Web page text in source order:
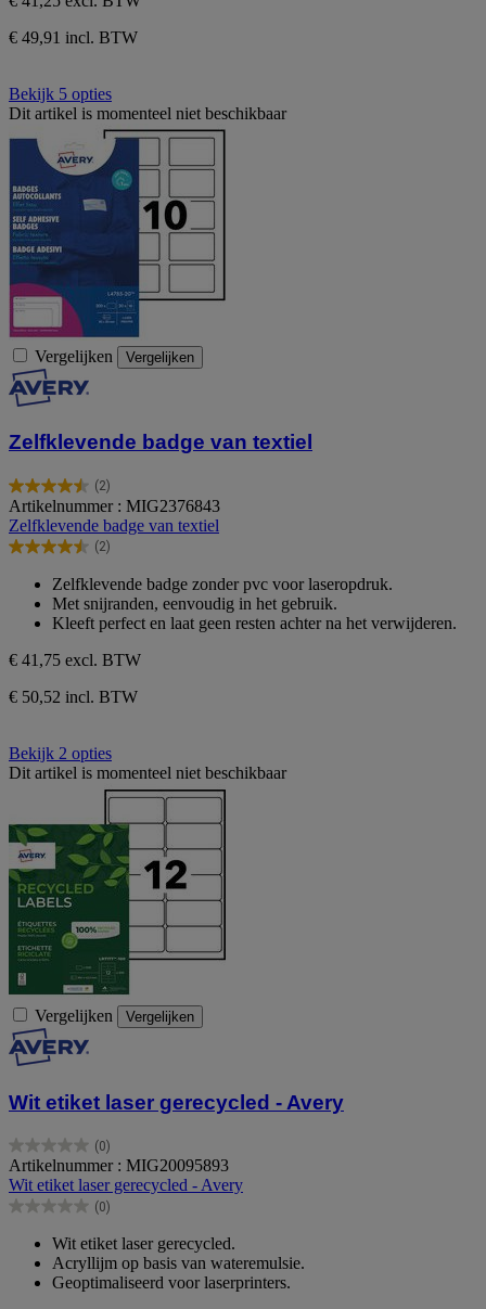
€ 49,91 incl. BTW
Bekijk 5 opties
Dit artikel is momenteel niet beschikbaar
Vergelijken Vergelijken
Zelfklevende badge van textiel
(2)
4.5
van
de
5
beoordelingen
Artikelnummer : MIG2376843
Zelfklevende badge van textiel
(2)
4.5
sterren.
2
beoordelingen
Zelfklevende badge zonder pvc voor laseropdruk.
Met snijranden, eenvoudig in het gebruik.
Kleeft perfect en laat geen resten achter na het verwijderen.
€ 41,75 excl. BTW
€ 50,52 incl. BTW
Bekijk 2 opties
Dit artikel is momenteel niet beschikbaar
Vergelijken Vergelijken
Wit etiket laser gerecycled - Avery
(0)
0.0
van
de
5
Artikelnummer : MIG20095893
Wit etiket laser gerecycled - Avery
(0)
0.0
sterren.
Wit etiket laser gerecycled.
Acryllijm op basis van wateremulsie.
Geoptimaliseerd voor laserprinters.